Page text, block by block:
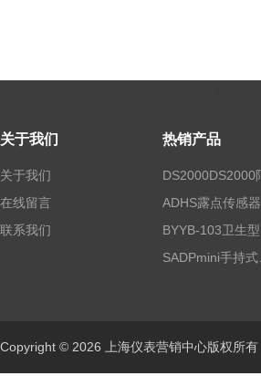
关于我们
关于我们
在线留言
联系我们
热销产品
ADHS露点传感器
Copyright © 2026 上海仪表营销中心版权所有